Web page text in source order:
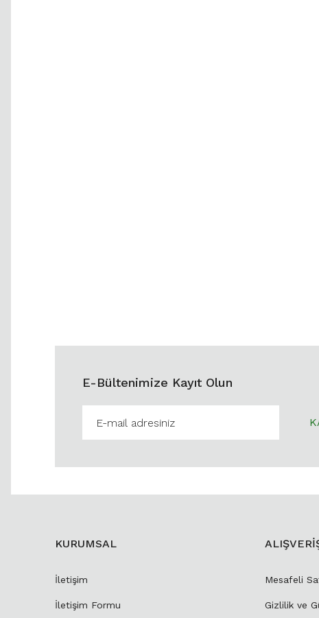
E-Bültenimize Kayıt Olun
KURUMSAL
İletişim
İletişim Formu
Mesafeli
Gizlilik ve